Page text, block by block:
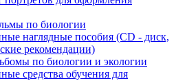
по биологии
наглядные пособия (CD - диск,
рекомендации)
по биологии и экологии
средства обучения для